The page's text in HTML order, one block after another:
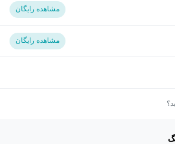
مشاهده رایگان
مشاهده رایگان